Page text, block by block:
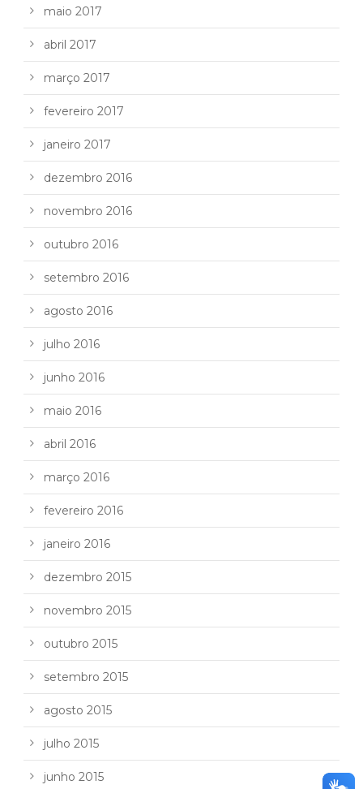
maio 2017
abril 2017
março 2017
fevereiro 2017
janeiro 2017
dezembro 2016
novembro 2016
outubro 2016
setembro 2016
agosto 2016
julho 2016
junho 2016
maio 2016
abril 2016
março 2016
fevereiro 2016
janeiro 2016
dezembro 2015
novembro 2015
outubro 2015
setembro 2015
agosto 2015
julho 2015
junho 2015